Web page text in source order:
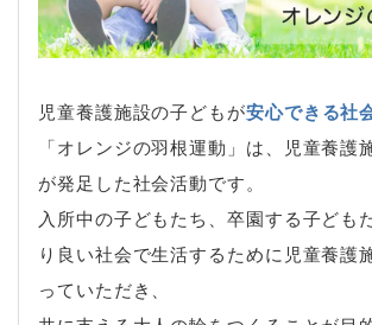
児童養護施設の子どもが安心できる社
「オレンジの羽根運動」は、児童養護
が発足した社会活動です。
入所中の子どもたち、卒園する子ども
り良い社会で生活するために児童養護
っていただき、